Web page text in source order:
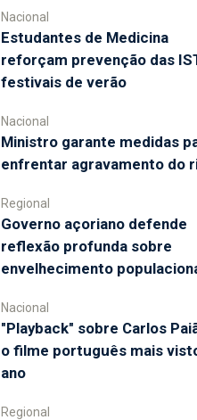
Nacional
Estudantes de Medicina
reforçam prevenção das
festivais de verão
Nacional
Ministro garante medidas
enfrentar agravamento do
Regional
Governo açoriano defende
reflexão profunda sobre
envelhecimento
Nacional
"Playback" sobre Carlos
o filme português mais
ano
Regional